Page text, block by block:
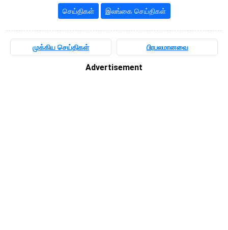
செய்திகள் இலங்கை செய்திகள்
முக்கிய செய்திகள் பிரபலமானவை
Advertisement